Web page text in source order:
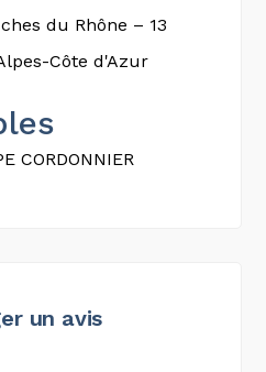
du Rhône – 13
Côte d'Azur
CORDONNIER
un avis